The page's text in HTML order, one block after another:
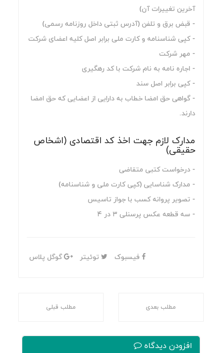
آخرین تغییرات آن)
- قبض برق و تلفن (آدرس ثبتی داخل روزنامه رسمی)
- کپی شناسنامه و کارت ملی برابر اصل کلیه اعضای شرکت
- مهر شرکت
- اجاره نامه به نام شرکت با کد رهگیری
- کپی برابر اصل سند
- گواهی حق امضا خطاب به دارایی از اعضایی که حق امضا
دارند.
مدارک لازم جهت اخذ کد اقتصادی (اشخاص
حقیقی)
- درخواست کتبی متقاضی
- مدارک شناسایی (کپی کارت ملی و شناسنامه)
- تصویر پروانه کسب با جواز تاسیس
- سه قطعه عکس پرسنلی ۳ در ۴
فیسبوک توئیتر گوگل پلاس
مطلب بعدی مطلب قبلی
افزودن دیدگاه